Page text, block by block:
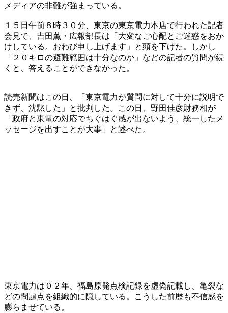
メディアの非難が強まっている。
１５日午前８時３０分、東京の東京電力本店で行われた記者
会見で、吉田薫・広報部長は「大変なご心配とご迷惑をおか
けしている。おわび申し上げます」と頭を下げた。しかし
「２０キロの避難範囲は十分なのか」などの記者の質問が続
くと、答えることができなかった。
読売新聞はこの日、「東京電力が質問に対して十分に説明で
きず、沈黙した」と批判した。この日、野田佳彦財務相が
「政府と東電の対応でちぐはぐ感が出ないよう、統一したメ
ッセージを出すことが大事」と述べた。
東京電力は０２年、福島原発点検記録を虚偽記載し、亀裂な
どの問題点を組織的に隠している。こうした前歴も不信感を
膨らませている。